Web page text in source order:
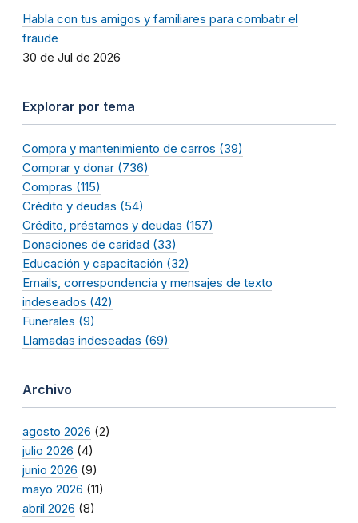
Habla con tus amigos y familiares para combatir el
fraude
30 de Jul de 2026
Explorar por tema
Compra y mantenimiento de carros (39)
Comprar y donar (736)
Compras (115)
Crédito y deudas (54)
Crédito, préstamos y deudas (157)
Donaciones de caridad (33)
Educación y capacitación (32)
Emails, correspondencia y mensajes de texto
indeseados (42)
Funerales (9)
Llamadas indeseadas (69)
Archivo
agosto 2026 (2)
julio 2026 (4)
junio 2026 (9)
mayo 2026 (11)
abril 2026 (8)